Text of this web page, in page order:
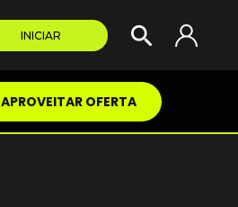
INICIAR
APROVEITAR OFERTA